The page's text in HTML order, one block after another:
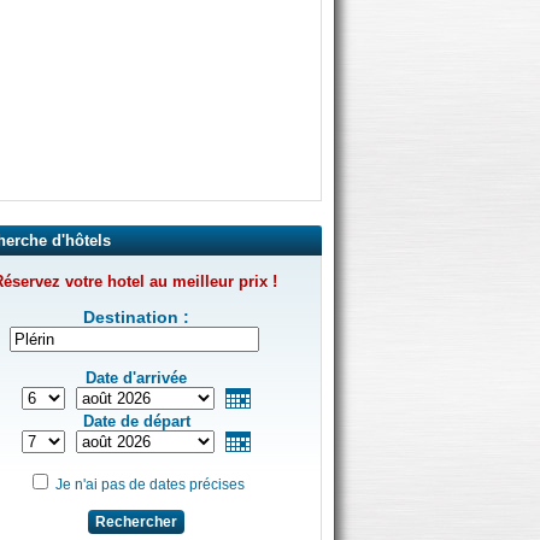
d'hôtels
votre hotel au meilleur prix !
Destination :
Date d'arrivée
Date de départ
Je n'ai pas de dates précises
Rechercher